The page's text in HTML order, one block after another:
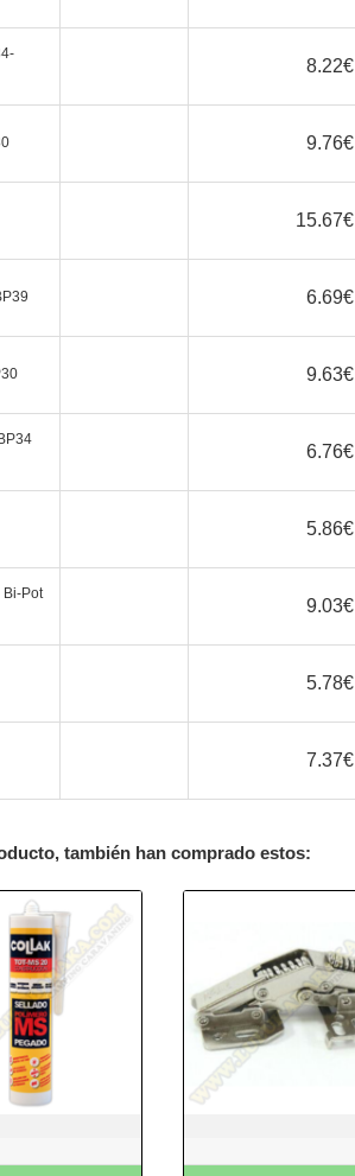
8.22€
9.76€
15.67€
6.69€
9.63€
6.76€
5.86€
Bi-Pot
9.03€
5.78€
7.37€
también han comprado estos: